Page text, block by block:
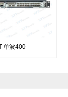
单波400